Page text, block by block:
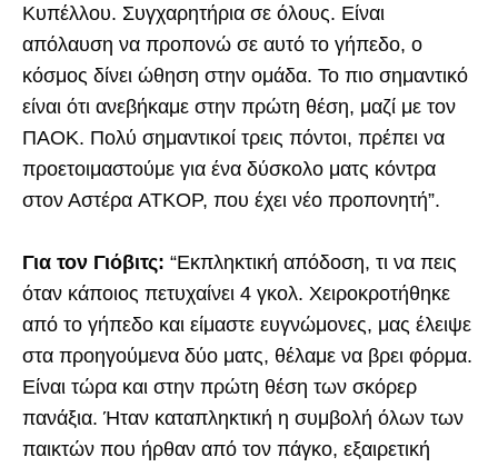
Κυπέλλου. Συγχαρητήρια σε όλους. Είναι
απόλαυση να προπονώ σε αυτό το γήπεδο, ο
κόσμος δίνει ώθηση στην ομάδα. Το πιο σημαντικό
είναι ότι ανεβήκαμε στην πρώτη θέση, μαζί με τον
ΠΑΟΚ. Πολύ σημαντικοί τρεις πόντοι, πρέπει να
προετοιμαστούμε για ένα δύσκολο ματς κόντρα
στον Αστέρα ATKOΡ, που έχει νέο προπονητή”.
Για τον Γιόβιτς: “Εκπληκτική απόδοση, τι να πεις
όταν κάποιος πετυχαίνει 4 γκολ. Χειροκροτήθηκε
από το γήπεδο και είμαστε ευγνώμονες, μας έλειψε
στα προηγούμενα δύο ματς, θέλαμε να βρει φόρμα.
Είναι τώρα και στην πρώτη θέση των σκόρερ
πανάξια. Ήταν καταπληκτική η συμβολή όλων των
παικτών που ήρθαν από τον πάγκο, εξαιρετική